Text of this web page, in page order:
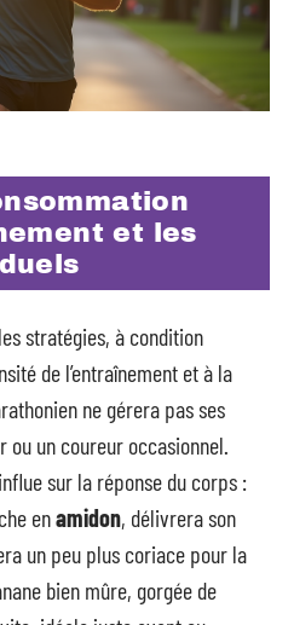
et les
stratégies, à condition
de l’entraînement et à la
ne gérera pas ses
un coureur occasionnel.
influe sur la réponse du corps :
enamidon, délivrera son
un peu plus coriace pour la
bien mûre, gorgée de